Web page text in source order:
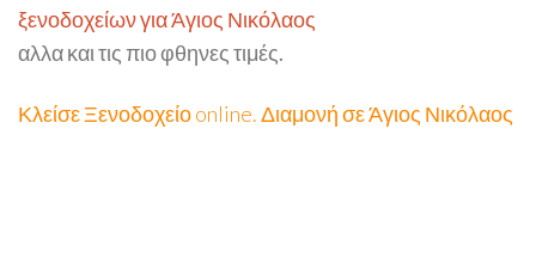
ξενοδοχείων για Άγιος Νικόλαος
αλλα και τις πιο φθηνες τιμές.
Κλείσε Ξενοδοχείο online. Διαμονή σε Άγιος Νικόλαος